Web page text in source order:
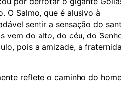
O Salmo, que é alusivo à
sentir a sensação do
vem do alto, do céu, do
pois a amizade, a
reflete o caminho do